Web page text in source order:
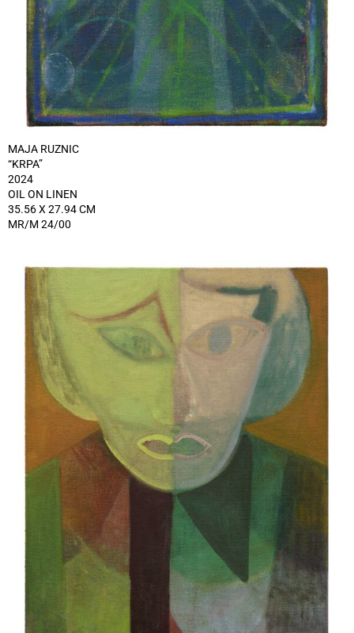
MAJA RUZNIC
“KRPA”
2024
OIL ON LINEN
35.56 X 27.94 CM
MR/M 24/00